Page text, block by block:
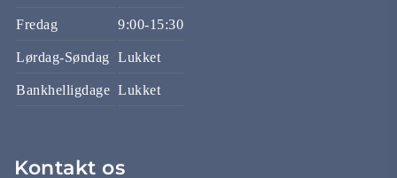
Fredag 9:00-15:30
Lørdag-Søndag Lukket
Bankhelligdage Lukket
Kontakt os